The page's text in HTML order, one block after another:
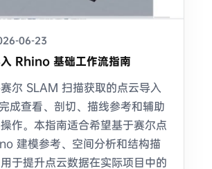
06-23
Rhino 基础工作流指南
尔 SLAM 扫描获取的点云导入
成查看、剖切、描线参考和辅助
作。本指南适合希望基于赛尔点
建模参考、空间分析和结构描
于提升点云数据在实际项目中的